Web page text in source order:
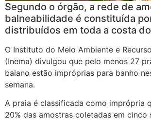
Segundo o órgão, a rede de
balneabilidade é constituída
distribuídos em toda a costa
O Instituto do Meio Ambiente e
(Inema) divulgou que pelo menos 27
baiano estão impróprias para banho
semana.
A praia é classificada como imprópria
20% das amostras coletadas em cinco